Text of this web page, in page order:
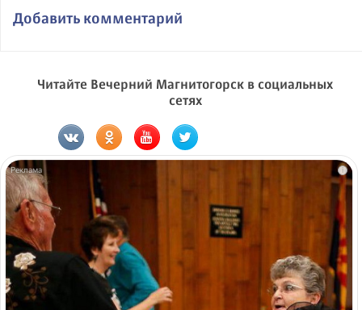
Добавить комментарий
Читайте Вечерний Магнитогорск в социальных
сетях
i